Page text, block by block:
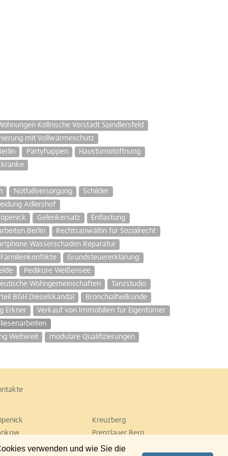
verwenden und wie Sie die
Köllnische Vorstadt Spindlersfeld
mit Vollwärmeschutz
Partyhappen
Haustürnotöffnung
Notfallversorgung
Schilder
Adlershof
Gelenkersatz
Entlastung
Berlin
Rechtsanwältin für Sozialrecht
Wasserschaden Reparatur
Grundsteuererklärung
Pediküre Weißensee
Wohngemeinschaften
Tanzstudio
BGH Dieselskandal
Bronchialheilkunde
Erkner
Verkauf von Immobilien für Eigentümer
Weltweit
modulare Qualifizierungen
Kreuzberg
Prenzlauer Berg
Tiergarten